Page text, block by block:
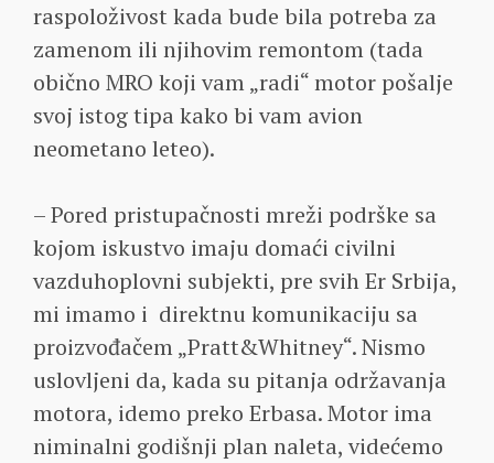
raspoloživost kada bude bila potreba za
zamenom ili njihovim remontom (tada
obično MRO koji vam „radi“ motor pošalje
svoj istog tipa kako bi vam avion
neometano leteo).
– Pored pristupačnosti mreži podrške sa
kojom iskustvo imaju domaći civilni
vazduhoplovni subjekti, pre svih Er Srbija,
mi imamo i direktnu komunikaciju sa
proizvođačem „Pratt&Whitney“. Nismo
uslovljeni da, kada su pitanja održavanja
motora, idemo preko Erbasa. Motor ima
niminalni godišnji plan naleta, videćemo